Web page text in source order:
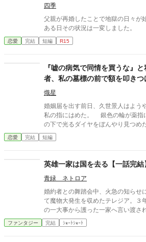
四季
父親が再婚したことで地獄の日々
ある日その状況は一変しました。
恋愛 完結 短編 R15
『嘘の病気で同情を買うな』
者、私の墓標の前で額を叩き
する大破滅！
熾星
婚姻届を出す前日、久世景人はよう
私の指にはめた。 銀色の輪が薬指に滑り込んだ瞬間、私は照明
の下で光るダイヤをぼんやり見つめ
やっと終わったような気がした。け
見下ろし、まるで似合わない品物を
を失った。 景人はそのまま私の指先を取ると、さっきはめたば
かりの指輪を抜き取った。十年待ち
の上で冷たく光っていた。 「この指輪、瑠奈の手にあったほうが
似合うと思う」 私は手を引き戻し、信じられない思いで彼を見
た。 「どういう意味？ 瑠奈と結婚するつもりなの？」 景人は
目を伏せ、指輪の縁を指先でなぞっ
ない。ただ、会えない時間が長くな
恋愛 完結 短編
英雄一家は国を去る【一話完結
青緑 ネトロア
婚約者との舞踏会中、火急の知らせ
て魔物大発生を収めたテレジア。３
の一大事から護った一家へ言い渡さ
棄だった。 - - - - - - - - - - - - - ただいま後日談の加筆を計画中で
す。 2025/06/22
ファンタジー 完結 ｼｮｰﾄｼｮｰﾄ